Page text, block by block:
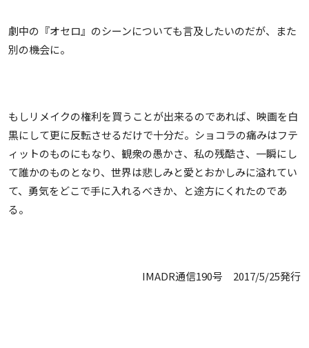
劇中の『オセロ』のシーンについても言及したいのだが、また
別の機会に。
もしリメイクの権利を買うことが出来るのであれば、映画を白
黒にして更に反転させるだけで十分だ。ショコラの痛みはフテ
ィットのものにもなり、観衆の愚かさ、私の残酷さ、一瞬にし
て誰かのものとなり、世界は悲しみと愛とおかしみに溢れてい
て、勇気をどこで手に入れるべきか、と途方にくれたのであ
る。
IMADR通信190号 2017/5/25発行